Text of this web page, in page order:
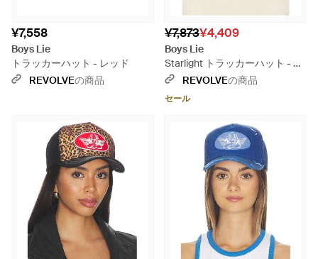
¥7,558
Boys Lie
トラッカーハット - レッド
REVOLVEの商品
¥7,873¥4,409
Boys Lie
Starlight トラッカーハット - レ
ッドREVOLVEの商品
セール